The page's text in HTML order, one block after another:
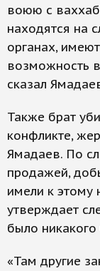
воюю с
находятся на
органах,
возможность
сказал
Также брат
конфликте,
Ямадаев. По
продажей,
имели к этому
утверждает
было никакого
«Там другие